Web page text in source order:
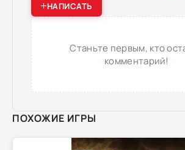
НАПИСАТЬ
Станьте первым, кто
комментарий!
ПОХОЖИЕ ИГРЫ